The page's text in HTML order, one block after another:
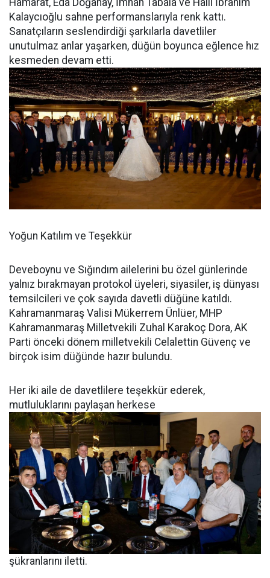
Hamarat, Eda Doğanay, İmhan Tabala ve Halil İbrahim
Kalaycıoğlu sahne performanslarıyla renk kattı.
Sanatçıların seslendirdiği şarkılarla davetliler
unutulmaz anlar yaşarken, düğün boyunca eğlence hız
kesmeden devam etti.
Yoğun Katılım ve Teşekkür
Deveboynu ve Sığındım ailelerini bu özel günlerinde
yalnız bırakmayan protokol üyeleri, siyasiler, iş dünyası
temsilcileri ve çok sayıda davetli düğüne katıldı.
Kahramanmaraş Valisi Mükerrem Ünlüer, MHP
Kahramanmaraş Milletvekili Zuhal Karakoç Dora, AK
Parti önceki dönem milletvekili Celalettin Güvenç ve
birçok isim düğünde hazır bulundu.
Her iki aile de davetlilere teşekkür ederek,
mutluluklarını paylaşan herkese
şükranlarını iletti.